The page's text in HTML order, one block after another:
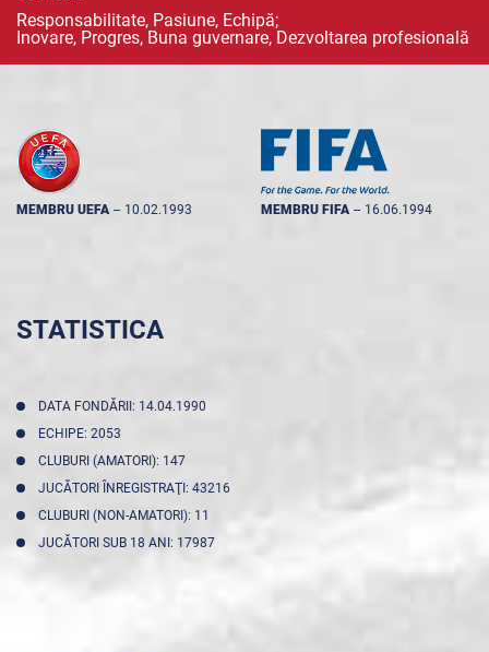
Responsabilitate, Pasiune, Echipă;
Inovare, Progres, Buna guvernare, Dezvoltarea profesională
MEMBRU UEFA -- 10.02.1993 MEMBRU FIFA -- 16.06.1994
STATISTICA
DATA FONDĂRII: 14.04.1990
ECHIPE: 2053
CLUBURI (AMATORI): 147
JUCĂTORI ÎNREGISTRAŢI: 43216
CLUBURI (NON-AMATORI): 11
JUCĂTORI SUB 18 ANI: 17987